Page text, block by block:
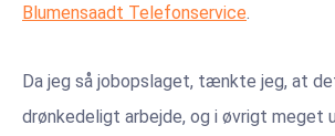
Blumensaadt Telefonservice.
Da jeg så jobopslaget, tænkte jeg, at
drønkedeligt arbejde, og i øvrigt meget